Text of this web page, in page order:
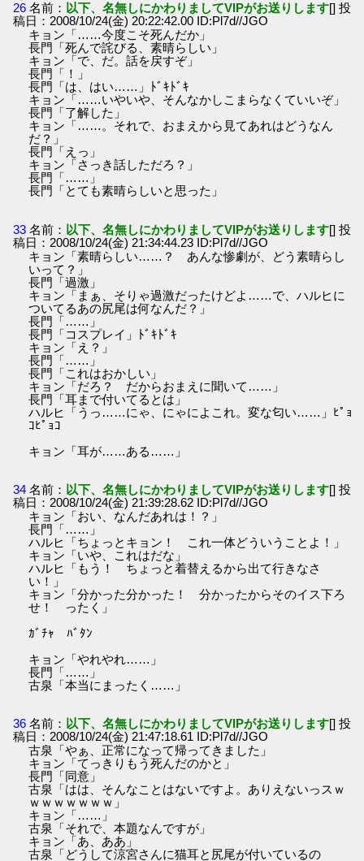
26 名前： 以下、名無しにかわりましてVIPがお送りします[] 投
稿日：2008/10/24(金) 20:22:42.00 ID:Pl7d//JGO
キョン「……今度こそ死んだか」
長門「死んで詫びる、素晴らしい」
キョン「で、だ。話を戻すぞ」
長門「！」
長門「は、はい……」ﾄﾞｷﾄﾞｷ
キョン「……いやいや、そんなかしこまらなくていいぞ」
長門「了解した」
キョン「……。それで、おまえから見てあれはどうなん
だ？」
長門「えっ」
キョン「さっき話しただろ？」
長門「……」
長門「とても素晴らしいと思った」
33 名前： 以下、名無しにかわりましてVIPがお送りします[] 投
稿日：2008/10/24(金) 21:34:44.23 ID:Pl7d//JGO
キョン「素晴らしい……？ あんな惨劇が、どう素晴らし
いって？」
長門「過激」
キョン「まぁ、そりゃ過激だったけどよ……で、ハルヒに
ついてるあの尻尾は何なんだ？」
長門「……」
長門「コスプレイ」ﾄﾞｷﾄﾞｷ
キョン「え？」
長門「……」
長門「これはおかしい」
キョン「だろ？ だからおまえに聞いて……」
長門「耳まで付いてるとは」
ハルヒ「うっ……にゃ、にゃによこれ。変な匂い……」ﾋﾟｮ
ｺﾋﾟｮｺ
キョン「耳が……ある……」
34 名前： 以下、名無しにかわりましてVIPがお送りします[] 投
稿日：2008/10/24(金) 21:39:28.62 ID:Pl7d//JGO
キョン「おい、なんだあれは！？」
長門「……」
ハルヒ「ちょっとキョン！ これ一体どういうことよ！」
キョン「いや、これはだな」
ハルヒ「もう！ ちょっと着替えるから出て行きなさ
い！」
キョン「分かった分かった！ 分かったからそのイス下ろ
せ！ ったく」
ｶﾞﾁｬ ﾊﾞﾀﾝ
キョン「やれやれ……」
長門「……」
古泉「本当にまったく……」
36 名前： 以下、名無しにかわりましてVIPがお送りします[] 投
稿日：2008/10/24(金) 21:47:18.61 ID:Pl7d//JGO
古泉「やぁ、正常になって帰ってきました」
キョン「てっきりもう死んだのかと」
長門「同意」
古泉「はは、そんなことはないですよ。ありえないっスｗ
ｗｗｗｗｗｗｗ」
キョン「……」
古泉「それで、本題なんですが」
キョン「あ、ああ」
古泉「どうして涼宮さんに猫耳と尻尾が付いているの